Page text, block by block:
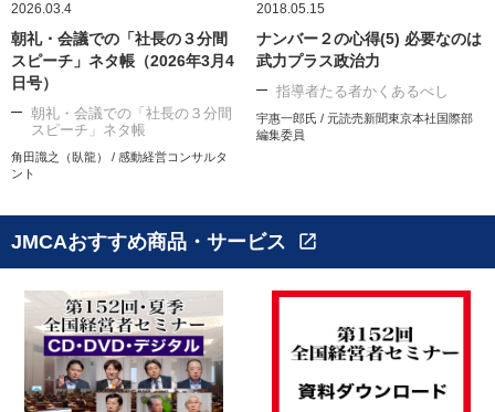
2026.03.4
朝礼・会議での「社長の３分間
スピーチ」ネタ帳（2026年3月4
日号）
朝礼・会議での「社長の３分間
スピーチ」ネタ帳
角田識之（臥龍） / 感動経営コンサルタ
ント
2018.05.15
ナンバー２の心得(5) 必要なのは
武力プラス政治力
指導者たる者かくあるべし
宇惠一郎氏 / 元読売新聞東京本社国際部
編集委員
JMCAおすすめ商品・サービス open_in_new